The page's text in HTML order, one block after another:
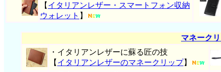
【 イタリアンレザー・スマートフォン収納
ウォレット 】
マネーク
・イタリアンレザーに蘇る匠の技
【 イタリアンレザーのマネークリップ】